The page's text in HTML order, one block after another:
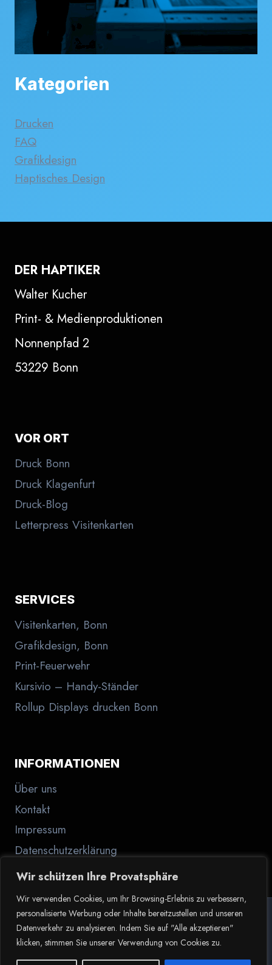
Wir schützen Ihre Provatsphäre
Wir verwenden Cookies, um Ihr Browsing-Erlebnis zu verbessern,
personalisierte Werbung oder Inhalte bereitzustellen und unseren
Datenverkehr zu analysieren. Indem Sie auf "Alle akzeptieren"
klicken, stimmen Sie unserer Verwendung von Cookies zu.
Kategorien
Drucken
FAQ
Grafikdesign
Haptisches Design
DER HAPTIKER
Walter Kucher
Print- & Medienproduktionen
Nonnenpfad 2
53229 Bonn
VOR ORT
Druck Bonn
Druck Klagenfurt
Druck-Blog
Letterpress Visitenkarten
SERVICES
Visitenkarten, Bonn
Grafikdesign, Bonn
Print-Feuerwehr
Kursivio – Handy-Ständer
Rollup Displays drucken Bonn
INFORMATIONEN
Über uns
Kontakt
Impressum
Datenschutzerklärung
© 2026 Der Haptiker.de